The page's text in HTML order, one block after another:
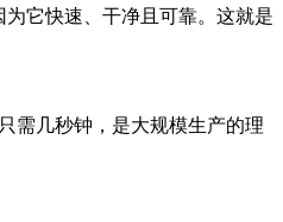
它快速、干净且可靠。这就是
需几秒钟，是大规模生产的理